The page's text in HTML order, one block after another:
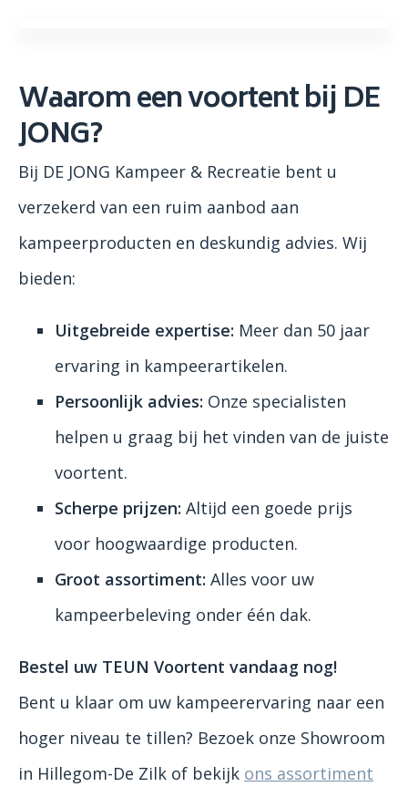
Waarom een voortent bij DE
JONG?
Bij DE JONG Kampeer & Recreatie bent u
verzekerd van een ruim aanbod aan
kampeerproducten en deskundig advies. Wij
bieden:
Uitgebreide expertise: Meer dan 50 jaar
ervaring in kampeerartikelen.
Persoonlijk advies: Onze specialisten
helpen u graag bij het vinden van de juiste
voortent.
Scherpe prijzen: Altijd een goede prijs
voor hoogwaardige producten.
Groot assortiment: Alles voor uw
kampeerbeleving onder één dak.
Bestel uw TEUN Voortent vandaag nog!
Bent u klaar om uw kampeerervaring naar een
hoger niveau te tillen? Bezoek onze Showroom
in Hillegom-De Zilk of bekijk ons assortiment